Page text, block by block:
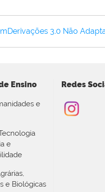
3.0 Não
Ensino
e
e
e Biológicas
Redes